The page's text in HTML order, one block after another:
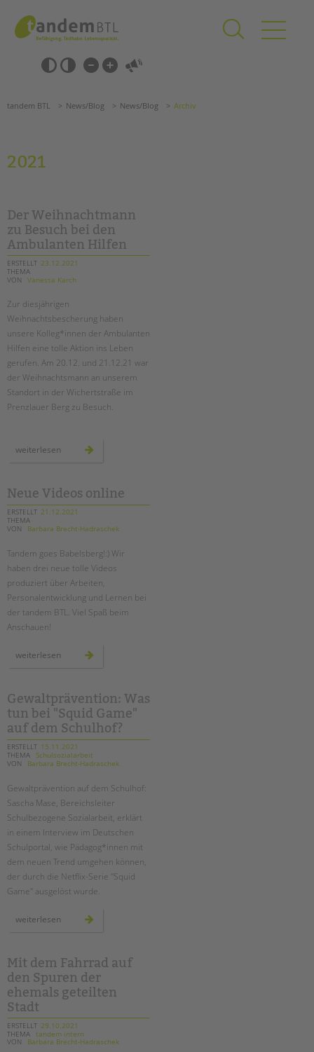
springen
Barrierefrei-
Einstellungen
überspringen
überspringen
Förderzentren
Kollegs
EFöB
Schulbezogene Sozialarbeit
Tagesgruppen
HILFEN ZUR ERZIEHUNG
EINGLIEDERUNGSHILFE
BETREUTES WOHNEN
TANDEM BTL AKADEMIE
Seminarkalender
STADTTEILARBEIT
PROFIL | LEITBILD
Kinder- und Jugendschutz
Unsere Videos
Gesellschafter VdK
schoolcoach BTL
tandem international
KARRIERE
tandem als Arbeitgeberin
NEWS/BLOG
unkuerzbar
Briefe an Kai
PRESSE
Magazin
KONTAKT
Impressum
Datenschutz
Intranet
tandem BTL News/Blog News/Blog Archiv
2021
Der Weihnachtmann
zu Besuch bei den
Ambulanten Hilfen
ERSTELLT 23.12.2021
THEMA
VON
Vanessa Karch
Zur diesjährigen
Weihnachtsbescherung haben
unsere Kolleg*innen der Ambulanten
Hilfen eine tolle Aktion ins Leben
gerufen. Am 20.12. und 21.12.21 war
der Weihnachtsmann an unserem
Standort in der Wichertstraße im
Prenzlauer Berg zu Besuch.
weiterlesen
weihnachtmann
den
ambulanten
hilfen
Neue Videos online
ERSTELLT 21.12.2021
THEMA
VON
Barbara Brecht-Hadraschek
Tandem goes Babelsberg!:) Wir
haben drei neue tolle Videos
produziert über Arbeiten,
Personalentwicklung und Lernen bei
der tandem BTL. Viel Spaß beim
Anschauen!
weiterlesen
Gewaltprävention: Was
tun bei "Squid Game"
auf dem Schulhof?
ERSTELLT 15.11.2021
THEMA Schulsozialarbeit
VON
Barbara Brecht-Hadraschek
Gewaltprävention auf dem Schulhof:
Sascha Mase, Bereichsleiter
Schulbezogene Sozialarbeit, erklärt
in einem Interview im Deutschen
Schulportal, wie Pädagog*innen mit
dem neuen Trend umgehen können,
der durch die Netflix-Serie "Squid
Game" ausgelöst wurde.
weiterlesen gewaltprävention:
game"
auf
dem
schulhof?
Mit dem Fahrrad auf
den Spuren der
ehemals geteilten
Stadt
ERSTELLT 29.10.2021
THEMA tandem intern
VON
Barbara Brecht-Hadraschek